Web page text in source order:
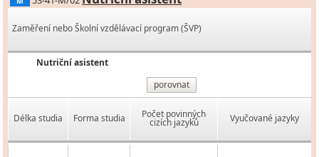
Zaměření nebo Školní vzdělávací program (ŠVP)
Nutriční asistent
porovnat
Délka studia Forma studia Počet povinných
cizích jazyků Vyučované jazyky